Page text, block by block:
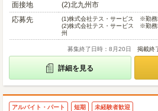
面接地
(2)北九州市
応募先
(1)株式会社テス・サービス ※勤務
(2)株式会社テス・サービス ※勤務
州
募集終了日時：8月20日 掲載終
詳細を見る
アルバイト・パート 短期 未経験者歓迎